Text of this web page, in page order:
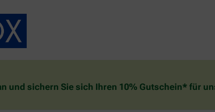
und sichern Sie sich Ihren 10% Gutschein* für